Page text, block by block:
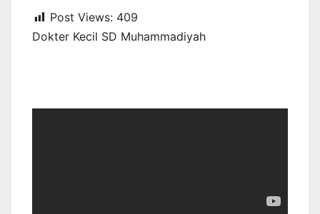
Post Views: 409
Dokter Kecil SD Muhammadiyah